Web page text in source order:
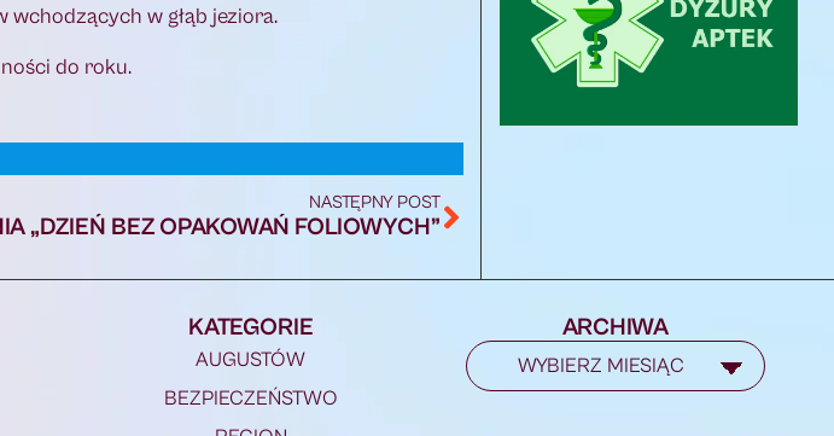
w głąb jeziora.
do roku.
NASTĘPNY POST
„DZIEŃ BEZ OPAKOWAŃ FOLIOWYCH”
KATEGORIE
AUGUSTÓW
BEZPIECZEŃSTWO
ARCHIWA